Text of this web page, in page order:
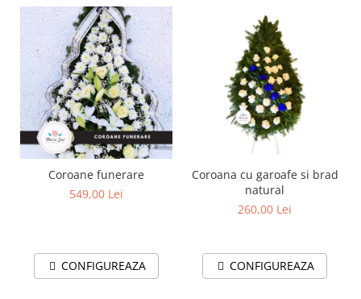
Coroane funerare
549,00 Lei
CONFIGUREAZA
Coroana cu garoafe si brad
natural
260,00 Lei
CONFIGUREAZA